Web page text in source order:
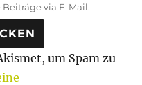
via E-Mail.
um Spam zu